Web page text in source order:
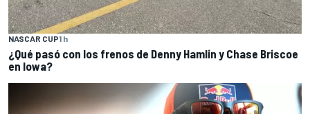
NASCAR CUP1 h
¿Qué pasó con los frenos de Denny Hamlin y Chase Briscoe
en Iowa?